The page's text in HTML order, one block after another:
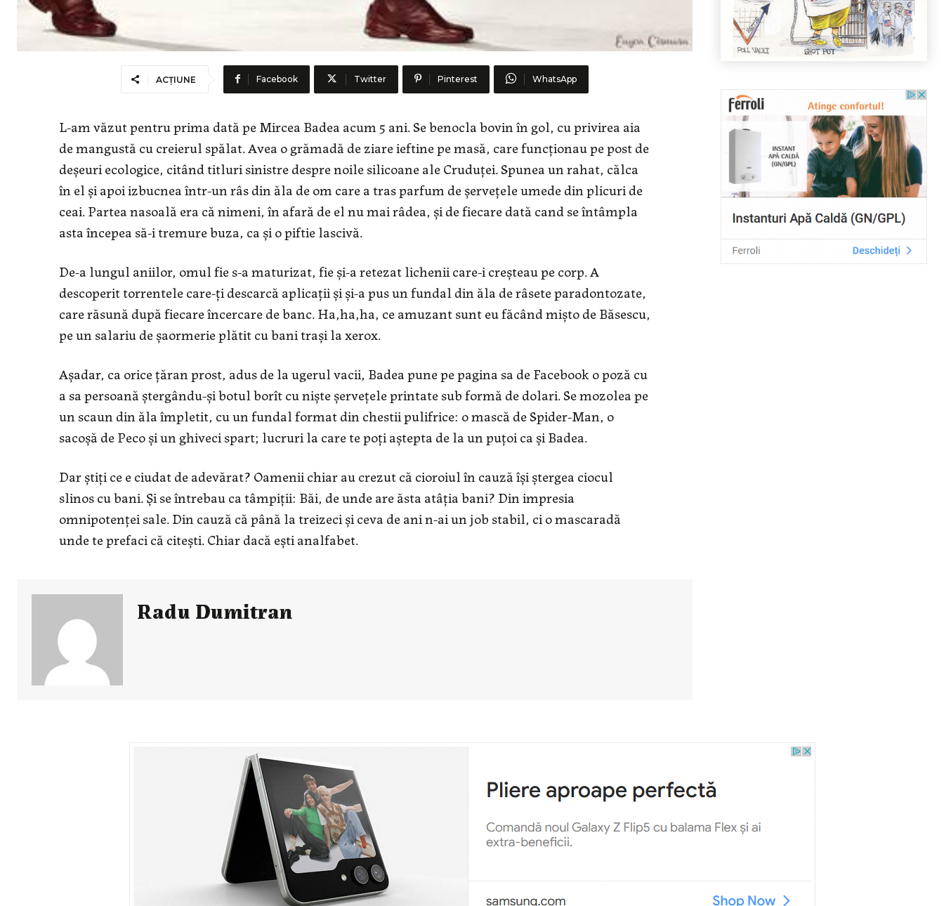
ACȚIUNE Facebook Twitter Pinterest WhatsApp
L-am văzut pentru prima dată pe Mircea Badea acum 5 ani. Se benocla bovin în gol, cu privirea aia
de mangustă cu creierul spălat. Avea o grămadă de ziare ieftine pe masă, care funcționau pe post de
deșeuri ecologice, citând titluri sinistre despre noile silicoane ale Cruduței. Spunea un rahat, călca
în el și apoi izbucnea într-un râs din ăla de om care a tras parfum de șervețele umede din plicuri de
ceai. Partea nasoală era că nimeni, în afară de el nu mai râdea, și de fiecare dată cand se întâmpla
asta începea să-i tremure buza, ca și o piftie lascivă.
De-a lungul aniilor, omul fie s-a maturizat, fie și-a retezat lichenii care-i creșteau pe corp. A
descoperit torrentele care-ți descarcă aplicații și și-a pus un fundal din ăla de râsete paradontozate,
care răsună după fiecare încercare de banc. Ha,ha,ha, ce amuzant sunt eu făcând mișto de Băsescu,
pe un salariu de șaormerie plătit cu bani trași la xerox.
Așadar, ca orice țăran prost, adus de la ugerul vacii, Badea pune pe pagina sa de Facebook o poză cu
a sa persoană ștergându-și botul borît cu niște șervețele printate sub formă de dolari. Se mozolea pe
un scaun din ăla împletit, cu un fundal format din chestii pulifrice: o mască de Spider-Man, o
sacoșă de Peco și un ghiveci spart; lucruri la care te poți aștepta de la un puțoi ca și Badea.
Dar știți ce e ciudat de adevărat? Oamenii chiar au crezut că cioroiul în cauză își ștergea ciocul
slinos cu bani. Și se întrebau ca tâmpiții: Băi, de unde are ăsta atâția bani? Din impresia
omnipotenței sale. Din cauză că până la treizeci și ceva de ani n-ai un job stabil, ci o mascaradă
unde te prefaci că citești. Chiar dacă ești analfabet.
Radu Dumitran